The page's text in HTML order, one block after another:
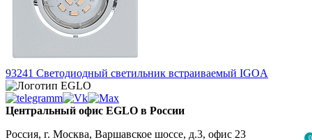
0
93241 Светодиодный светильник встраиваемый IGOA
Центральный офис EGLO в России
Россия, г. Москва, Варшавское шоссе, д.3, офис 23